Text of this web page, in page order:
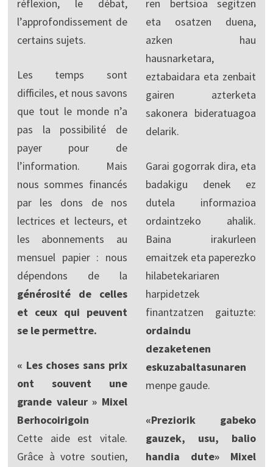
réflexion, le débat,
l’approfondissement de
certains sujets.
Les temps sont
difficiles, et nous savons
que tout le monde n’a
pas la possibilité de
payer pour de
l’information. Mais
nous sommes financés
par les dons de nos
lectrices et lecteurs, et
les abonnements au
mensuel papier : nous
dépendons de la
générosité de celles
et ceux qui peuvent
se le permettre.
« Les choses sans prix
ont souvent une
grande valeur » Mixel
Berhocoirigoin
Cette aide est vitale.
Grâce à votre soutien,
ren bertsioa segitzen
eta osatzen duena,
azken hau
hausnarketara,
eztabaidara eta zenbait
gairen azterketa
sakonera bideratuagoa
delarik.
Garai gogorrak dira, eta
badakigu denek ez
dutela informazioa
ordaintzeko ahalik.
Baina irakurleen
emaitzek eta paperezko
hilabetekariaren
harpidetzek
finantzatzen gaituzte:
ordaindu
dezaketenen
eskuzabaltasunaren
menpe gaude.
«Preziorik gabeko
gauzek, usu, balio
handia dute» Mixel